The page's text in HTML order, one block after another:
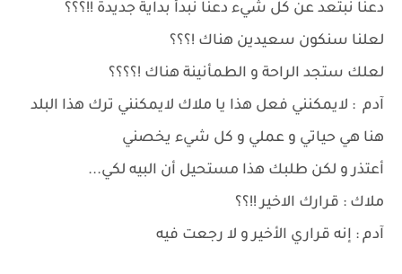
دعنا نبتعد عن كل شيء دعنا نبدأ بداية جديدة !!؟؟؟
لعلنا سنكون سعيدين هناك !؟؟؟
لعلك ستجد الراحة و الطمأنينة هناك !؟؟؟؟
آدم : لايمكنني فعل هذا يا ملاك لايمكنني ترك هذا البلد
هنا هي حياتي و عملي و كل شيء يخصني
أعتذر و لكن طلبك هذا مستحيل أن البيه لكي...
ملاك : قرارك الاخير !!؟؟
آدم : إنه قراري الأخير و لا رجعت فيه